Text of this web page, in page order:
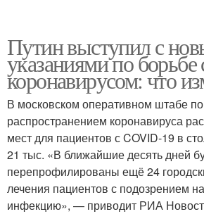
Новые поручения
Путин выступил с
указаниями по борьбе
коронавирусом: что
В московском оперативном штабе
распространением коронавируса
мест для пациентов с COVID-19 в
21 тыс. «В ближайшие десять дней
перепрофилированы ещё 24
лечения пациентов с подозрением
инфекцию», — приводит РИА